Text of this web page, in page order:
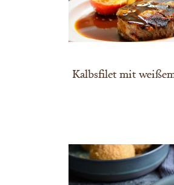
Kalbsfilet mit